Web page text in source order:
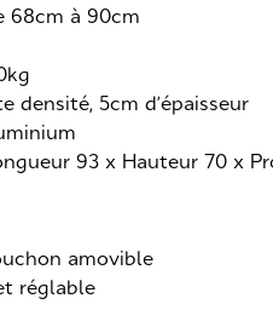
68cm à 90cm
densité, 5cm d’épaisseur
93 x Hauteur 70 x
amovible
réglable